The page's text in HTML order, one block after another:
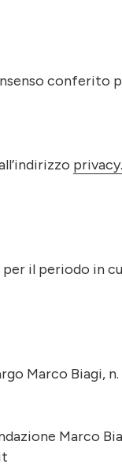
conferito
il periodo in
Marco Biagi, n.
Marco